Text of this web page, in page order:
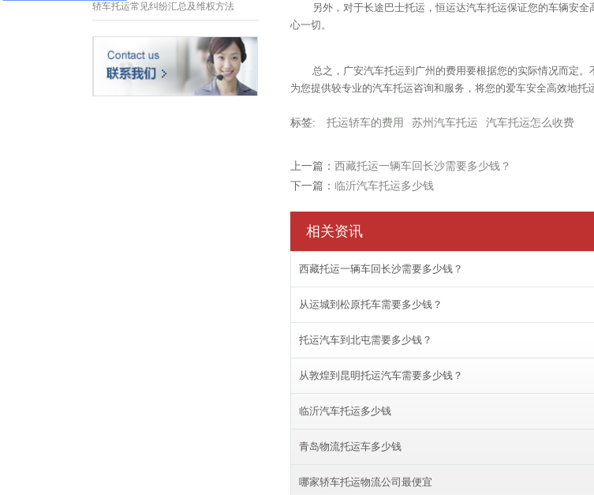
轿车托运常见纠纷汇总及维权方法
另外，对于长途巴士托运，恒运达汽车托运保证您的车辆安
心一切。
总之，广安汽车托运到广州的费用要根据您的实际情况而定
为您提供较专业的汽车托运咨询和服务，将您的爱车安全高效地
标签: 托运轿车的费用 苏州汽车托运 汽车托运怎么收费
上一篇： 西藏托运一辆车回长沙需要多少钱？
下一篇： 临沂汽车托运多少钱
相关资讯
西藏托运一辆车回长沙需要多少钱？
从运城到松原托车需要多少钱？
托运汽车到北屯需要多少钱？
从敦煌到昆明托运汽车需要多少钱？
临沂汽车托运多少钱
青岛物流托运车多少钱
哪家轿车托运物流公司最便宜